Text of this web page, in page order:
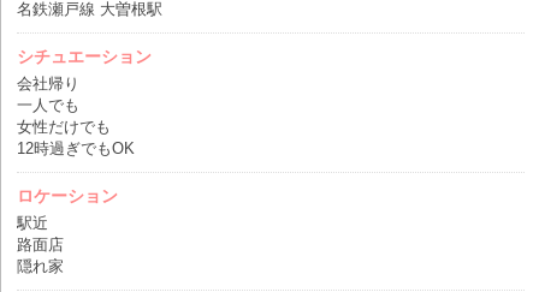
名鉄瀬戸線 大曽根駅
シチュエーション
会社帰り
一人でも
女性だけでも
12時過ぎでもOK
ロケーション
駅近
路面店
隠れ家